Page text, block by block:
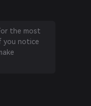
the most
you notice